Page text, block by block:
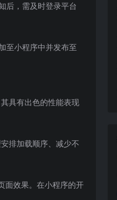
后，需及时登录平台
至小程序中并发布至
具有出色的性能表现
排加载顺序、减少不
面效果。在小程序的开